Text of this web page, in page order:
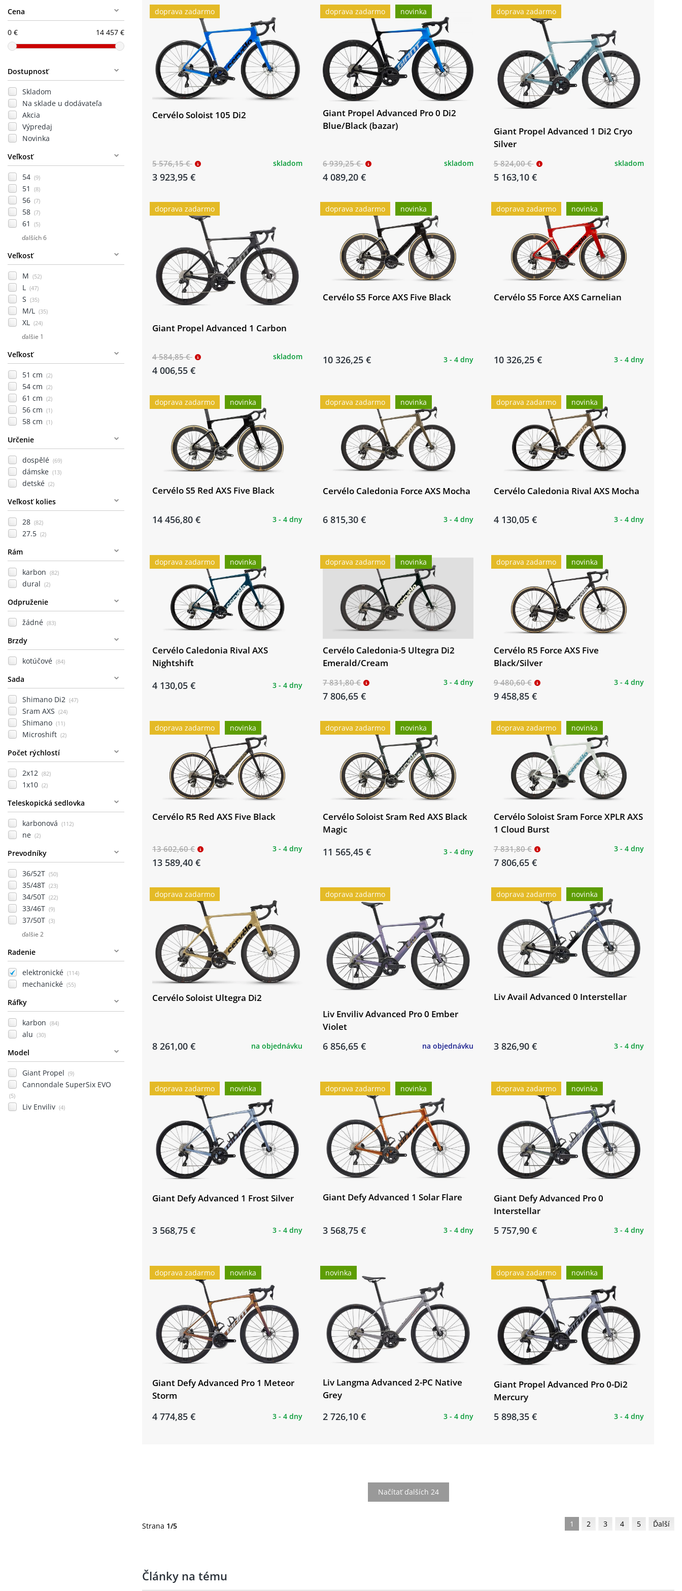
Cena
0 € 14 457 €
Dostupnosť
Skladom
Na sklade u dodávateľa
Akcia
Výpredaj
Novinka
Veľkosť
54 (9)
51 (8)
56 (7)
58 (7)
61 (5)
ďalších 6
Veľkosť
M (52)
L (47)
S (35)
M/L (35)
XL (24)
ďalšie 1
Veľkosť
51 cm (2)
54 cm (2)
61 cm (2)
56 cm (1)
58 cm (1)
Určenie
dospělé (69)
dámske (13)
detské (2)
Veľkosť kolies
28 (82)
27.5 (2)
Rám
karbon (82)
dural (2)
Odpruženie
žádné (83)
Brzdy
kotúčové (84)
Sada
Shimano Di2 (47)
Sram AXS (24)
Shimano (11)
Microshift (2)
Počet rýchlostí
2x12 (82)
1x10 (2)
Teleskopická sedlovka
karbonová (112)
ne (2)
Prevodníky
36/52T (50)
35/48T (23)
34/50T (22)
33/46T (9)
37/50T (3)
ďalšie 2
Radenie
elektronické (114)
mechanické (55)
Ráfky
karbon (84)
alu (30)
Model
Giant Propel (9)
Cannondale SuperSix EVO
(5)
Liv Enviliv (4)
doprava zadarmo
Cervélo Soloist 105 Di2
5 576,15 €
3 923,95 €
skladom
doprava zadarmo novinka
Giant Propel Advanced Pro 0 Di2
Blue/Black (bazar)
6 939,25 €
4 089,20 €
skladom
doprava zadarmo
Giant Propel Advanced 1 Di2 Cryo
Silver
5 824,00 €
5 163,10 €
skladom
doprava zadarmo
Giant Propel Advanced 1 Carbon
4 584,85 €
4 006,55 €
skladom
doprava zadarmo novinka
Cervélo S5 Force AXS Five Black
10 326,25 € 3 - 4 dny
doprava zadarmo novinka
Cervélo S5 Force AXS Carnelian
10 326,25 € 3 - 4 dny
doprava zadarmo novinka
Cervélo S5 Red AXS Five Black
14 456,80 € 3 - 4 dny
doprava zadarmo novinka
Cervélo Caledonia Force AXS Mocha
6 815,30 € 3 - 4 dny
doprava zadarmo novinka
Cervélo Caledonia Rival AXS Mocha
4 130,05 € 3 - 4 dny
doprava zadarmo novinka
Cervélo Caledonia Rival AXS
Nightshift
4 130,05 € 3 - 4 dny
doprava zadarmo novinka
Cervélo Caledonia-5 Ultegra Di2
Emerald/Cream
7 831,80 €
7 806,65 €
3 - 4 dny
doprava zadarmo novinka
Cervélo R5 Force AXS Five
Black/Silver
9 480,60 €
9 458,85 €
3 - 4 dny
doprava zadarmo novinka
Cervélo R5 Red AXS Five Black
13 602,60 €
13 589,40 €
3 - 4 dny
doprava zadarmo novinka
Cervélo Soloist Sram Red AXS Black
Magic
11 565,45 € 3 - 4 dny
doprava zadarmo novinka
Cervélo Soloist Sram Force XPLR AXS
1 Cloud Burst
7 831,80 €
7 806,65 €
3 - 4 dny
doprava zadarmo
Cervélo Soloist Ultegra Di2
8 261,00 € na objednávku
doprava zadarmo
Liv Enviliv Advanced Pro 0 Ember
Violet
6 856,65 € na objednávku
doprava zadarmo novinka
Liv Avail Advanced 0 Interstellar
3 826,90 € 3 - 4 dny
doprava zadarmo novinka
Giant Defy Advanced 1 Frost Silver
3 568,75 € 3 - 4 dny
doprava zadarmo novinka
Giant Defy Advanced 1 Solar Flare
3 568,75 € 3 - 4 dny
doprava zadarmo novinka
Giant Defy Advanced Pro 0
Interstellar
5 757,90 € 3 - 4 dny
doprava zadarmo novinka
Giant Defy Advanced Pro 1 Meteor
Storm
4 774,85 € 3 - 4 dny
novinka
Liv Langma Advanced 2-PC Native
Grey
2 726,10 € 3 - 4 dny
doprava zadarmo novinka
Giant Propel Advanced Pro 0-Di2
Mercury
5 898,35 € 3 - 4 dny
Načítať ďalších 24
Strana 1/5 Ďalší
5
4
3
2
1
Články na tému